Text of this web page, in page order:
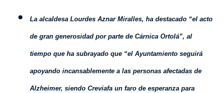
La alcaldesa Lourdes Aznar Miralles, ha destacado “el acto
de gran generosidad por parte de Cárnica Ortolá”, al
tiempo que ha subrayado que “el Ayuntamiento seguirá
apoyando incansablemente a las personas afectadas de
Alzheimer, siendo Creviafa un faro de esperanza para